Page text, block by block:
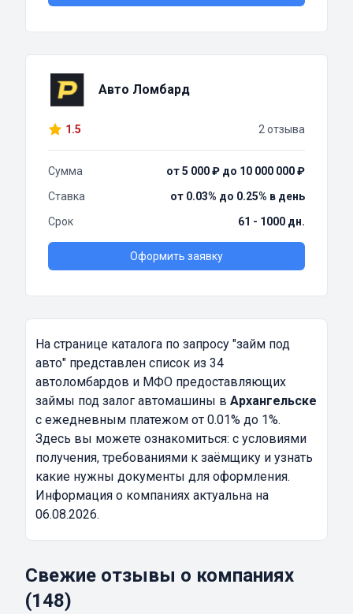
Авто Ломбард
1.5 2 отзыва
Сумма
от 5 000 ₽ до 10 000 000 ₽
Ставка
от 0.03% до 0.25% в день
Срок
61 - 1000 дн.
Оформить заявку
На странице каталога по запросу "займ под
авто" представлен список из 34
автоломбардов и МФО предоставляющих
займы под залог автомашины в Архангельске
с ежедневным платежом от 0.01% до 1%.
Здесь вы можете ознакомиться: с условиями
получения, требованиями к заёмщику и узнать
какие нужны документы для оформления.
Информация о компаниях актуальна на
06.08.2026.
Свежие отзывы о компаниях
(148)